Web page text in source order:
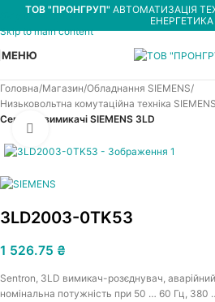
Skip to navigation
Skip to main content
ТОВ "ПРОНГРУП" АВТОМАТИЗАЦІЯ
ЕНЕРГЕТИКА
МЕНЮ
Головна Магазин Обладнання SIEMENS
Низьковольтна комутаційна техніка
Сервісні вимикачі SIEMENS 3LD
3LD2003-0TK53
1 526.75 ₴
Sentron, 3LD вимикач-розєднувач,
номінальна потужність при 50 … 60 Гц, 380